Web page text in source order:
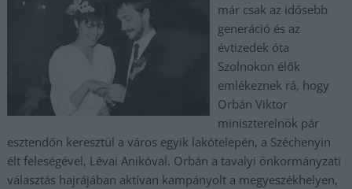
már csak az idősebb
generáció és az
évtizedek óta
Szolnokon élők
emlékeznek rá, hogy
Orbán Viktor
miniszterelnök pár
esztendőn keresztül a város egyik lakótelepén, a Széchenyin
élt feleségével, Lévai Anikóval. Orbán a tavalyi önkormányzati
választás hajrájában aktívan kampányolt a megyeszékhelyen,